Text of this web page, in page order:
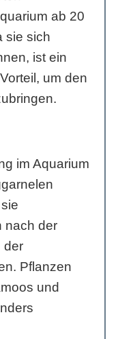
ab 20
sie sich
ist ein
um den
im Aquarium
nach der
der
Pflanzen
und